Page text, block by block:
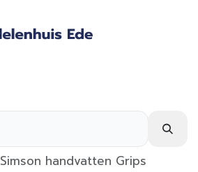
Simson handvatten Grips